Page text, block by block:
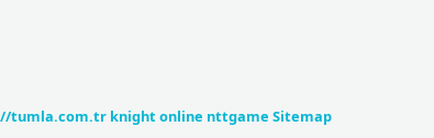
tumla.com.tr knight online nttgame Sitemap